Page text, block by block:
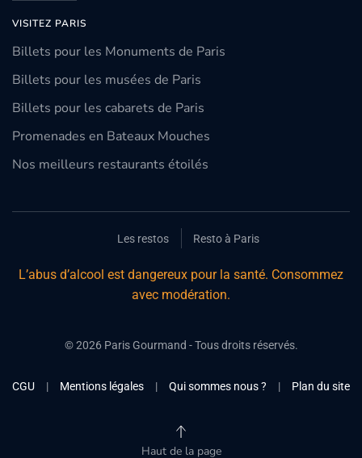
VISITEZ PARIS
Billets pour les Monuments de Paris
Billets pour les musées de Paris
Billets pour les cabarets de Paris
Promenades en Bateaux Mouches
Nos meilleurs restaurants étoilés
Les restos Resto à Paris
L’abus d’alcool est dangereux pour la santé. Consommez
avec modération.
©2026Paris Gourmand - Tous droits réservés.
CGU | Mentions légales | Qui sommes nous ? | Plan du site
Haut de la page